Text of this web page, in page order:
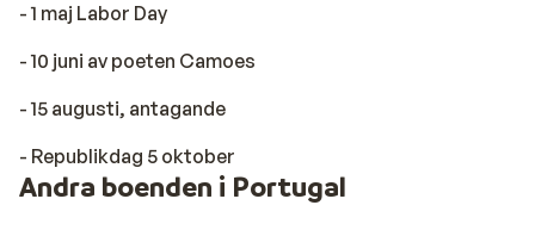
- 1 maj Labor Day
- 10 juni av poeten Camoes
- 15 augusti, antagande
- Republikdag 5 oktober
Andra boenden i Portugal